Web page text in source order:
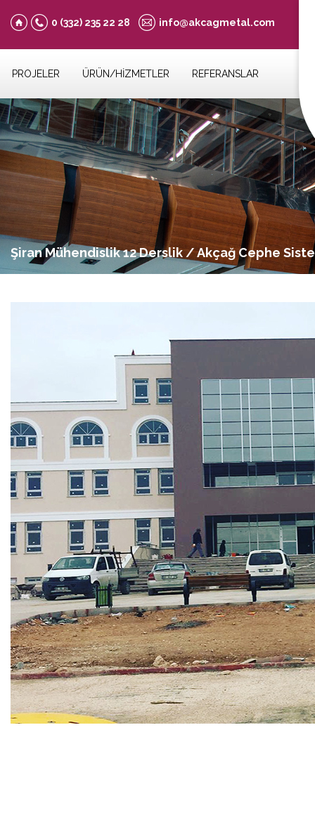
0 (332) 235 22 28 info@akcagmetal.com
PROJELER ÜRÜN/HİZMETLER REFERANSLAR
Şiran Mühendislik 12 Derslik / Akçağ Cephe